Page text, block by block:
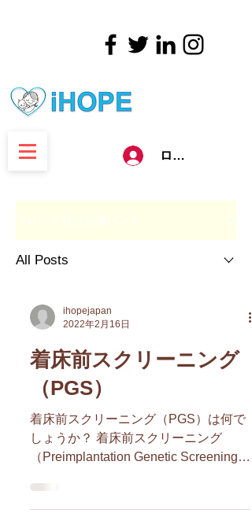
ログイン
ブロッグ 妊活知識バンク
All Posts
ihopejapan
2022年2月16日
着床前スクリーニング
（PGS）
着床前スクリーニング（PGS）は何で
しょうか？ 着床前スクリーニング
（Preimplantation Genetic Screening;
胚盤胞の一部を生検し染色体の数を検